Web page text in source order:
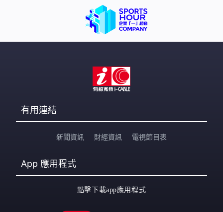
【Hotels.com】｜【Booking.com】 地址：北海道小樽市
有用連結
新聞資訊 財經資訊 電視節目表
App 應用程式
點擊下載app應用程式